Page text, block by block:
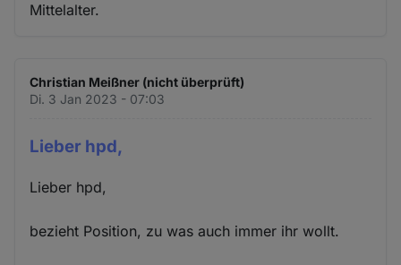
Mittelalter.
Christian Meißner (nicht überprüft)
Di. 3 Jan 2023 - 07:03
Lieber hpd,
Lieber hpd,
bezieht Position, zu was auch immer ihr wollt.